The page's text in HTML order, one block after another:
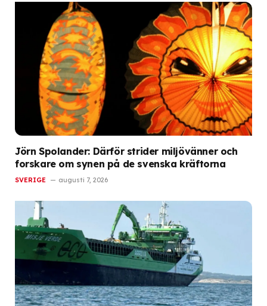
Jörn Spolander: Därför strider miljövänner och
forskare om synen på de svenska kräftorna
SVERIGE augusti 7, 2026